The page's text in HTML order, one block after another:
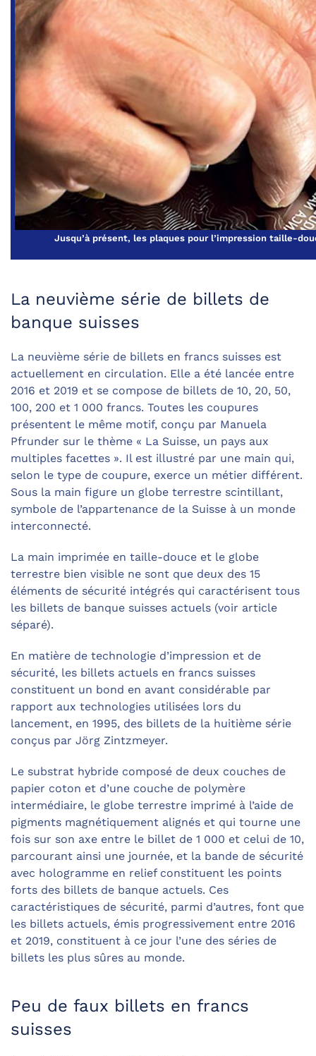
Jusqu’à présent, les plaques pour l’impression taille-
La neuvième série de billets de
banque suisses
La neuvième série de billets en francs suisses est
actuellement en circulation. Elle a été lancée entre
2016 et 2019 et se compose de billets de 10, 20, 50,
100, 200 et 1 000 francs. Toutes les coupures
présentent le même motif, conçu par Manuela
Pfrunder sur le thème « La Suisse, un pays aux
multiples facettes ». Il est illustré par une main qui,
selon le type de coupure, exerce un métier différent.
Sous la main figure un globe terrestre scintillant,
symbole de l’appartenance de la Suisse à un monde
interconnecté.
La main imprimée en taille-douce et le globe
terrestre bien visible ne sont que deux des 15
éléments de sécurité intégrés qui caractérisent tous
les billets de banque suisses actuels (voir article
séparé).
En matière de technologie d’impression et de
sécurité, les billets actuels en francs suisses
constituent un bond en avant considérable par
rapport aux technologies utilisées lors du
lancement, en 1995, des billets de la huitième série
conçus par Jörg Zintzmeyer.
Le substrat hybride composé de deux couches de
papier coton et d’une couche de polymère
intermédiaire, le globe terrestre imprimé à l’aide de
pigments magnétiquement alignés et qui tourne une
fois sur son axe entre le billet de 1 000 et celui de 10,
parcourant ainsi une journée, et la bande de sécurité
avec hologramme en relief constituent les points
forts des billets de banque actuels. Ces
caractéristiques de sécurité, parmi d’autres, font que
les billets actuels, émis progressivement entre 2016
et 2019, constituent à ce jour l’une des séries de
billets les plus sûres au monde.
Peu de faux billets en francs
suisses